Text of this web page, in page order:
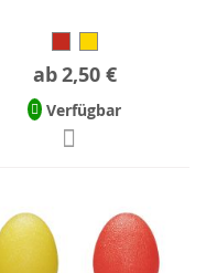
ab2,50 €
Verfügbar